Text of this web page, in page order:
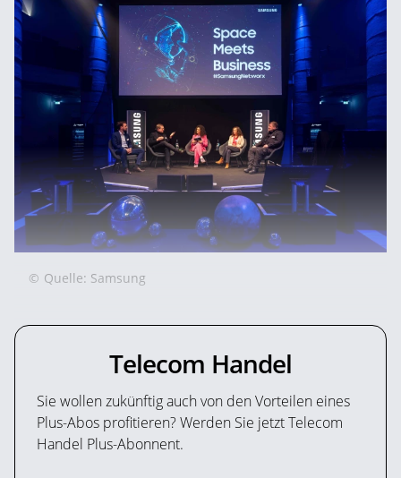
© Quelle: Samsung
Telecom Handel
Sie wollen zukünftig auch von den Vorteilen eines
Plus-Abos profitieren? Werden Sie jetzt Telecom
Handel Plus-Abonnent.